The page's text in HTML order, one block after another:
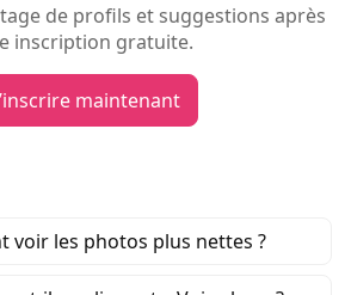
de profils et suggestions après
inscription gratuite.
maintenant
voir les photos plus nettes ?